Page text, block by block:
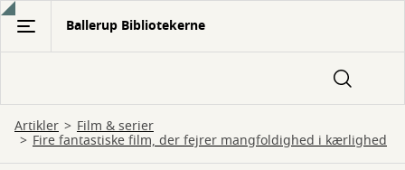
Gå
hovedindhold
Ballerup Bibliotekerne
Artikler Film & serier
Fire fantastiske film, der fejrer mangfoldighed i kærlighed